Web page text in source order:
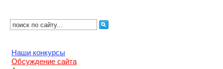
Наши конкурсы
Обсуждение сайта